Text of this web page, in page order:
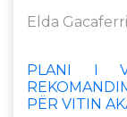
Elda
PLANI I
PËR VITIN